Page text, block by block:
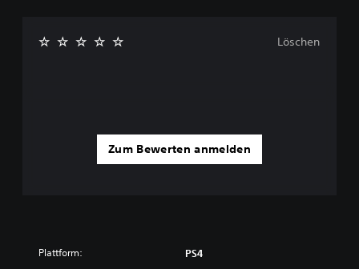
Zum Bewerten anmelden
Löschen
Plattform: PS4